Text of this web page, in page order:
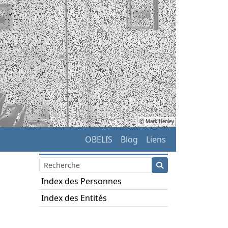
ⓒ Mark Henley
OBELIS Blog Liens
Index des Personnes
Index des Entités